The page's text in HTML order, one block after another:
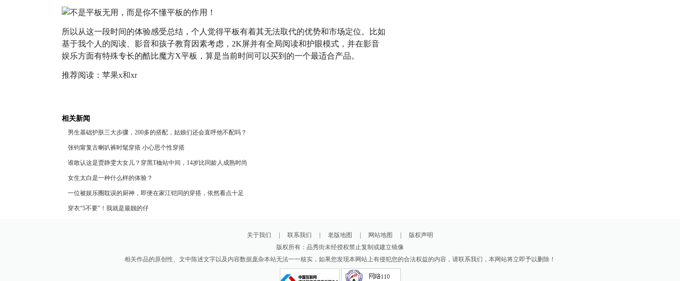
所以从这一段时间的体验感受总结，个人觉得平板有着其无法取代的优势和市场定位。比如
基于我个人的阅读、影音和孩子教育因素考虑，2K屏并有全局阅读和护眼模式，并在影音
娱乐方面有特殊专长的酷比魔方X平板，算是当前时间可以买到的一个最适合产品。
推荐阅读： 苹果x和xr
相关新闻
男生基础护肤三大步骤，200多的搭配，姑娘们还会直呼他不配吗？
张钧甯复古喇叭裤时髦穿搭 小心思个性穿搭
谁敢认这是贾静雯大女儿？穿黑T桖站中间，14岁比同龄人成熟时尚
女生太白是一种什么样的体验？
一位被娱乐圈耽误的厨神，即便在家江铠同的穿搭，依然看点十足
穿衣“5不要”！我就是最靓的仔
关于我们 联系我们 老版地图 网站地图
版权声明
版权所有：品秀街未经授权禁止复制或建立镜像
相关作品的原创性、文中陈述文字以及内容数据庞杂本站无法一一核实，如果您发现本网站上有侵犯您的合法权益的内容，请联系我们，本网站将立即予以删除！